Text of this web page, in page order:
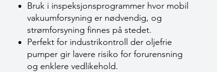
Bruk i inspeksjonsprogrammer hvor mobil
vakuumforsyning er nødvendig, og
strømforsyning finnes på stedet.
Perfekt for industrikontroll der oljefrie
pumper gir lavere risiko for forurensning
og enklere vedlikehold.